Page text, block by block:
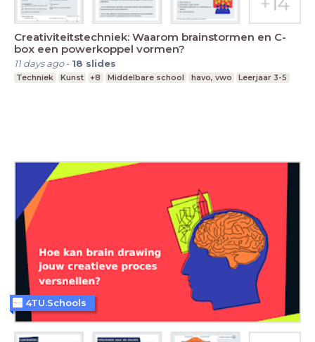
Creativiteitstechniek: Waarom brainstormen en C-
box een powerkoppel vormen?
11 days ago- 18 slides
Techniek Kunst +8 Middelbare school havo, vwo Leerjaar 3-5
4TU.Schools